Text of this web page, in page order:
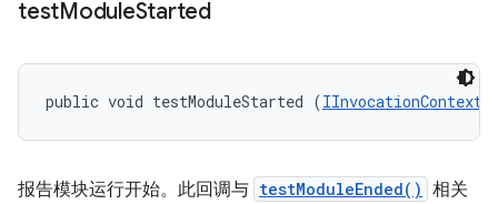
testModuleStarted
public void testModuleStarted (IInvocationContext
报告模块运行开始。此回调与 testModuleEnded() 相关